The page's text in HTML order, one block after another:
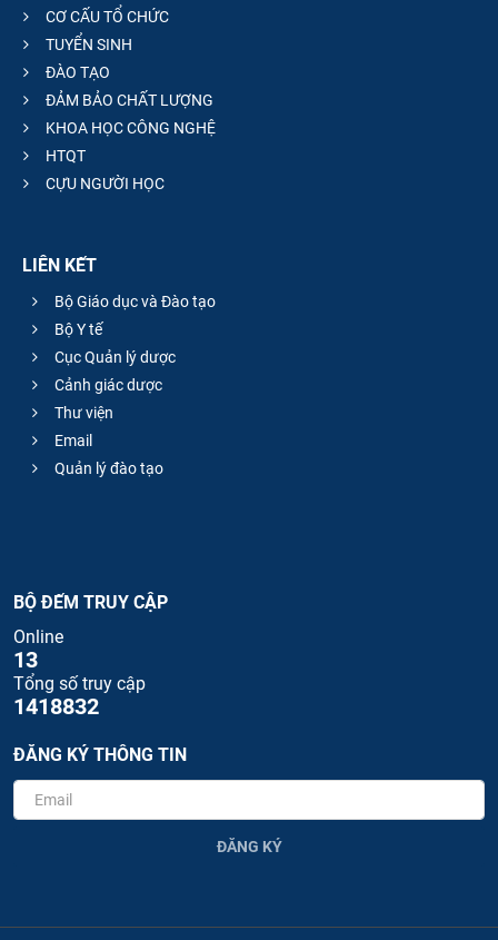
CƠ CẤU TỔ CHỨC
TUYỂN SINH
ĐÀO TẠO
ĐẢM BẢO CHẤT LƯỢNG
KHOA HỌC CÔNG NGHỆ
HTQT
CỰU NGƯỜI HỌC
LIÊN KẾT
Bộ Giáo dục và Đào tạo
Bộ Y tế
Cục Quản lý dược
Cảnh giác dược
Thư viện
Email
Quản lý đào tạo
BỘ ĐẾM TRUY CẬP
Online
13
Tổng số truy cập
1418832
ĐĂNG KÝ THÔNG TIN
ĐĂNG KÝ